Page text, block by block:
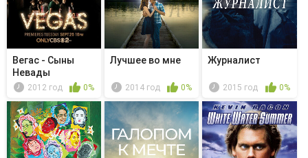
Вегас - Сыны
Невады
2012 год 0%
Лучшее во мне
2014 год 0%
Журналист
2015 год 0%